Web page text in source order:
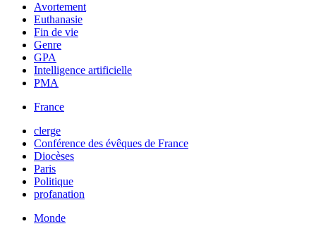
Avortement
Euthanasie
Fin de vie
Genre
GPA
Intelligence artificielle
PMA
France
clerge
Conférence des évêques de France
Diocèses
Paris
Politique
profanation
Monde